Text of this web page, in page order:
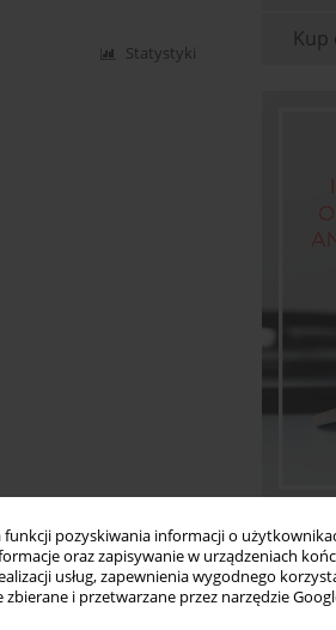
pozyskiwania informacji o
oraz zapisywanie w urządzeniach
usług, zapewnienia wygodnego
zbierane i przetwarzane przez narzędzie
Statystyki
Kup